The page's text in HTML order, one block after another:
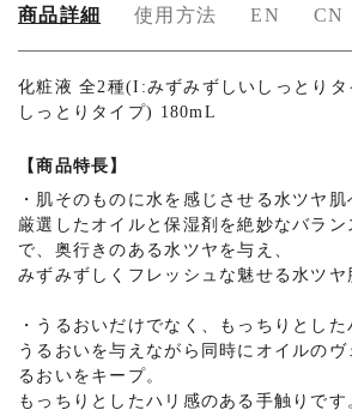
商品詳細 使用方法 EN CN
化粧液 全2種(I:みずみずしいしっとり
しっとりタイプ) 180mL
【商品特長】
・ 肌そのものに水を感じさせる水ツヤ肌
厳選したオイルと保湿剤を絶妙なバラン
で、奥行きのある水ツヤを与え、
みずみずしくフレッシュな魅せる水ツヤ
・ うるおいだけでなく、もっちりとした
うるおいを与えながら同時にオイルのヴ
るおいをキープ。
もっちりとしたハリ感のある手触りです